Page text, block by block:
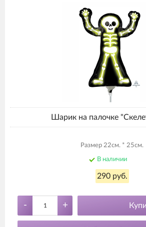
Шарик на палочке
Размер 22см. * 25см.
В наличии
290 руб.
- +